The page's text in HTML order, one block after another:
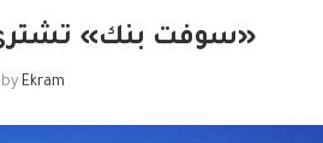
«سوفت بنك» تشتري
Ekram